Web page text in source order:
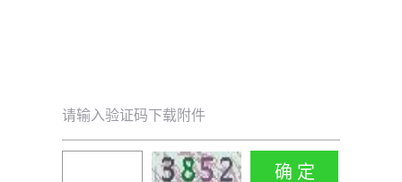
请输入验证码下载附件